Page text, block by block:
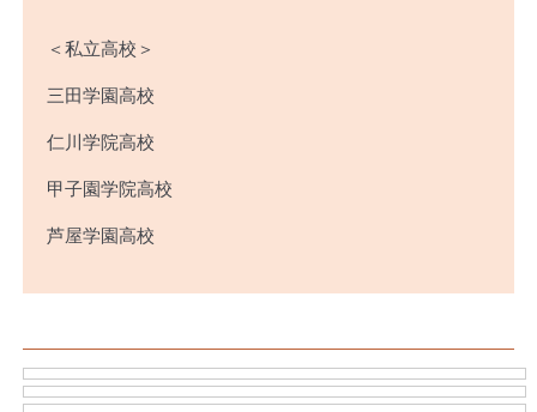
＜私立高校＞
三田学園高校
仁川学院高校
甲子園学院高校
芦屋学園高校